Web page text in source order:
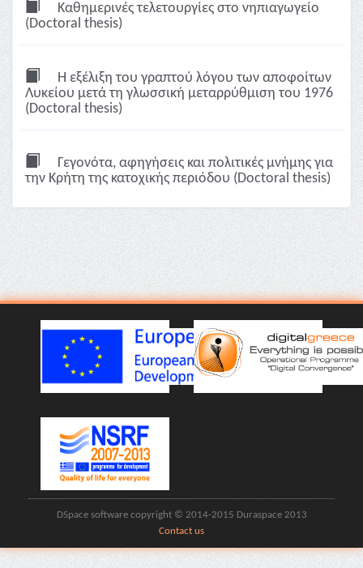
Καθημερινές τελετουργίες στο νηπιαγωγείο
(Doctoral thesis)
Η εξέλιξη του γραπτού λόγου των αποφοίτων
Λυκείου μετά τη γλωσσική μεταρρύθμιση του 1976
(Doctoral thesis)
Γεγονότα, αφηγήσεις και πολιτικές μνήμης για
την Κρήτη της κατοχικής περιόδου (Doctoral thesis)
DSpace software copyright © 2014-2015 Duraspace 2013
Contact us